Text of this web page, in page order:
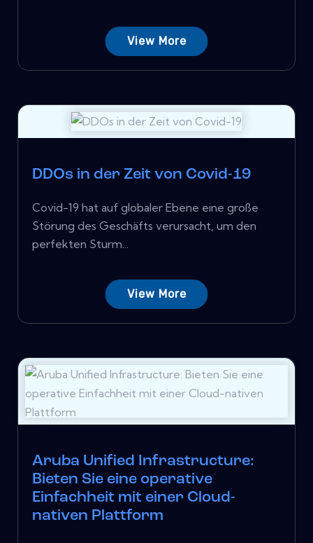
View More
DDOs in der Zeit von Covid-19
Covid-19 hat auf globaler Ebene eine große
Störung des Geschäfts verursacht, um den
perfekten Sturm...
View More
Aruba Unified Infrastructure:
Bieten Sie eine operative
Einfachheit mit einer Cloud-
nativen Plattform